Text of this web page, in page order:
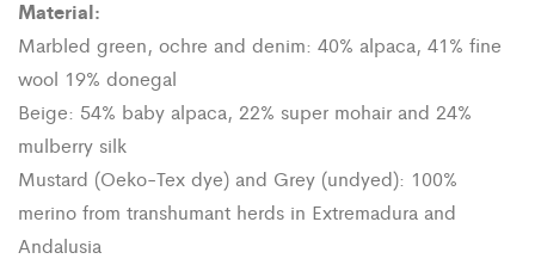
Material:
Marbled green, ochre and denim: 40% alpaca, 41% fine
wool 19% donegal
Beige: 54% baby alpaca, 22% super mohair and 24%
mulberry silk
Mustard (Oeko-Tex dye) and Grey (undyed): 100%
merino from transhumant herds in Extremadura and
Andalusia